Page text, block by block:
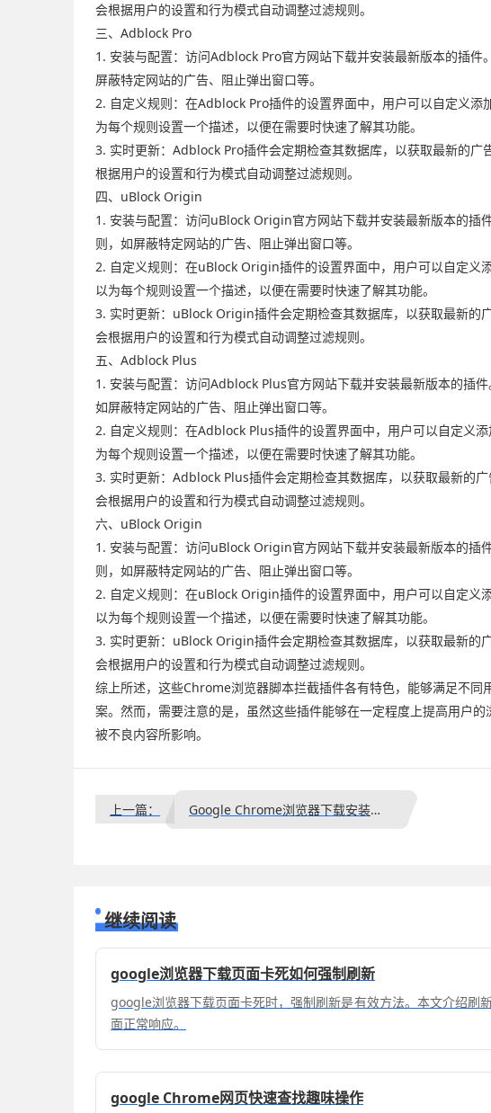
会根据用户的设置和行为模式自动调整过滤规则。
三、Adblock Pro
1. 安装与配置：访问Adblock Pro官方网站下载并安装最新版本的插
屏蔽特定网站的广告、阻止弹出窗口等。
2. 自定义规则：在Adblock Pro插件的设置界面中，用户可以自定义添
为每个规则设置一个描述，以便在需要时快速了解其功能。
3. 实时更新：Adblock Pro插件会定期检查其数据库，以获取最新的
根据用户的设置和行为模式自动调整过滤规则。
四、uBlock Origin
1. 安装与配置：访问uBlock Origin官方网站下载并安装最新版本的
则，如屏蔽特定网站的广告、阻止弹出窗口等。
2. 自定义规则：在uBlock Origin插件的设置界面中，用户可以自定义
以为每个规则设置一个描述，以便在需要时快速了解其功能。
3. 实时更新：uBlock Origin插件会定期检查其数据库，以获取最新的
会根据用户的设置和行为模式自动调整过滤规则。
五、Adblock Plus
1. 安装与配置：访问Adblock Plus官方网站下载并安装最新版本的插
如屏蔽特定网站的广告、阻止弹出窗口等。
2. 自定义规则：在Adblock Plus插件的设置界面中，用户可以自定义
为每个规则设置一个描述，以便在需要时快速了解其功能。
3. 实时更新：Adblock Plus插件会定期检查其数据库，以获取最新的
会根据用户的设置和行为模式自动调整过滤规则。
六、uBlock Origin
1. 安装与配置：访问uBlock Origin官方网站下载并安装最新版本的
则，如屏蔽特定网站的广告、阻止弹出窗口等。
2. 自定义规则：在uBlock Origin插件的设置界面中，用户可以自定义
以为每个规则设置一个描述，以便在需要时快速了解其功能。
3. 实时更新：uBlock Origin插件会定期检查其数据库，以获取最新的
会根据用户的设置和行为模式自动调整过滤规则。
综上所述，这些Chrome浏览器脚本拦截插件各有特色，能够满足不
案。然而，需要注意的是，虽然这些插件能够在一定程度上提高用户
被不良内容所影响。
上一篇： Google Chrome浏览器下载安装失败时系统日志分析技巧
继续阅读
google浏览器下载页面卡死如何强制刷新
google浏览器下载页面卡死时，强制刷新是有效方法。本文介绍刷
面正常响应。
google Chrome网页快速查找趣味操作